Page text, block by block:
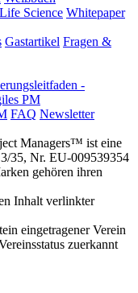
Science Whitepaper
Gastartikel Fragen &
-
PM
FAQ Newsletter
Managers™ ist eine
35, Nr. EU-009539354
gehören ihren
Inhalt verlinkter
eingetragener Verein
zuerkannt